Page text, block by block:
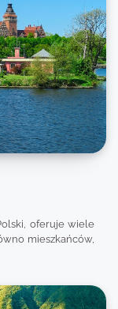
oferuje wiele
mieszkańców,